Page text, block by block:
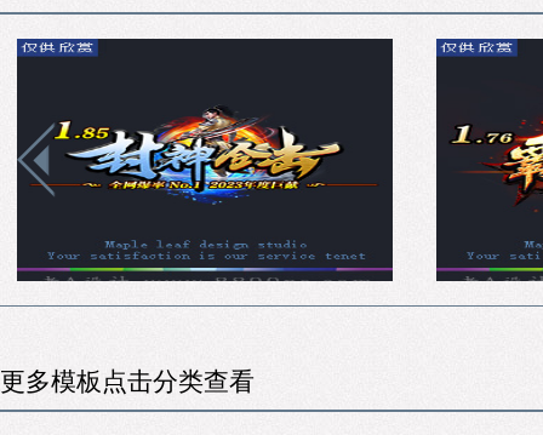
更多模板点击分类查看